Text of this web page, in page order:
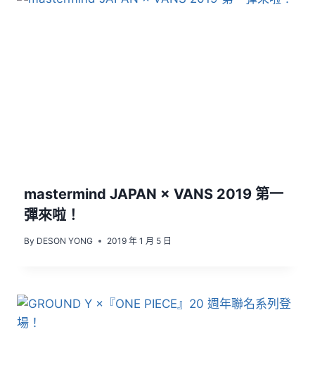
mastermind JAPAN × VANS 2019 第一
彈來啦！
By DESON YONG 2019 年 1 月 5 日